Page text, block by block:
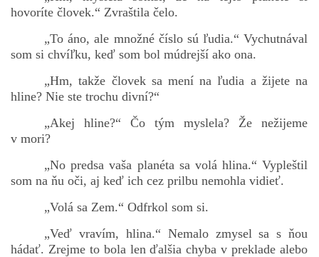
hovoríte človek.“ Zvraštila čelo.
„To áno, ale množné číslo sú ľudia.“ Vychutnával
som si chvíľku, keď som bol múdrejší ako ona.
„Hm, takže človek sa mení na ľudia a žijete na
hline? Nie ste trochu divní?“
„Akej hline?“ Čo tým myslela? Že nežijeme
v mori?
„No predsa vaša planéta sa volá hlina.“ Vypleštil
som na ňu oči, aj keď ich cez prilbu nemohla vidieť.
„Volá sa Zem.“ Odfrkol som si.
„Veď vravím, hlina.“ Nemalo zmysel sa s ňou
hádať. Zrejme to bola len ďalšia chyba v preklade alebo